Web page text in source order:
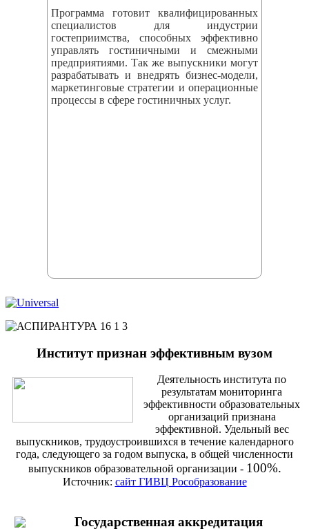
Программа готовит квалифицированных
специалистов для индустрии
гостеприимства, способных эффективно
управлять гостиничными и смежными
предприятиями. Так же выпускники могут
разрабатывать и внедрять бизнес‑модели,
маркетинговые стратегии и операционные
процессы в сфере гостиничных услуг.
Институт признан эффективным вузом
Деятельность института по
результатам мониторинга
эффективности образовательных
организаций признана
эффективной. Удельный вес
выпускников, трудоустроившихся в течение календарного
года, следующего за годом выпуска, в общей численности
выпускников образовательной организации - 100%.
Источник: сайт ГИВЦ Рособразование
Государственная аккредитация